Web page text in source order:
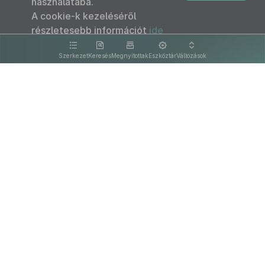
SzerkezetKeresésMegnyitottakEszköztárVáltozások
A cookie-k kezeléséről
részletesebb információt ide
kattintva olvashat.